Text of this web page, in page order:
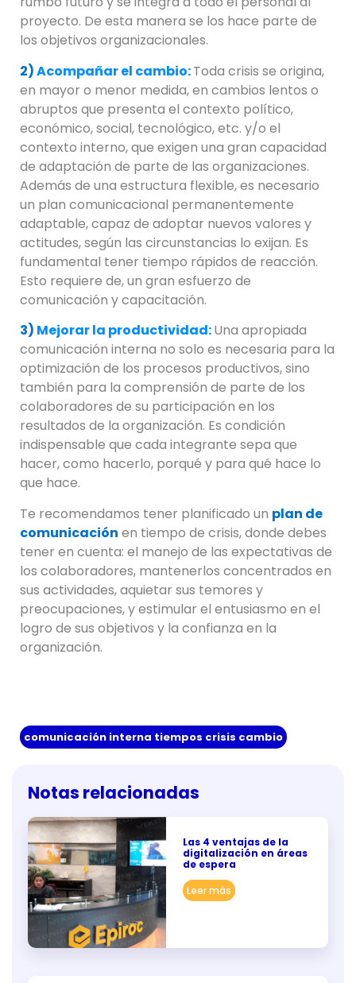
proyecto. De esta manera se los hace parte de
los objetivos organizacionales.
2)Acompañar el cambio:Toda crisis se origina,
en mayor o menor medida, en cambios lentos o
abruptos que presenta el contexto político,
económico, social, tecnológico, etc. y/o el
contexto interno, que exigen una gran capacidad
de adaptación de parte de las organizaciones.
Además de una estructura flexible, es necesario
un plan comunicacional permanentemente
adaptable, capaz de adoptar nuevos valores y
actitudes, según las circunstancias lo exijan. Es
fundamental tener tiempo rápidos de reacción.
Esto requiere de, un gran esfuerzo de
comunicación y capacitación.
3) Mejorar la productividad:Una apropiada
comunicación interna no solo es necesaria para la
optimización de los procesos productivos, sino
también para la comprensión de parte de los
colaboradores de su participación en los
resultados de la organización. Es condición
indispensable que cada integrante sepa que
hacer, como hacerlo, porqué y para qué hace lo
que hace.
Te recomendamos tener planificado un plan de
comunicación en tiempo de crisis, donde debes
tener en cuenta: el manejo de las expectativas de
los colaboradores, mantenerlos concentrados en
sus actividades, aquietar sus temores y
preocupaciones, y estimular el entusiasmo en el
logro de sus objetivos y la confianza en la
organización.
comunicación interna tiempos crisis cambio
Notas relacionadas
Las 4 ventajas de la
digitalización en áreas
de espera
Leer más